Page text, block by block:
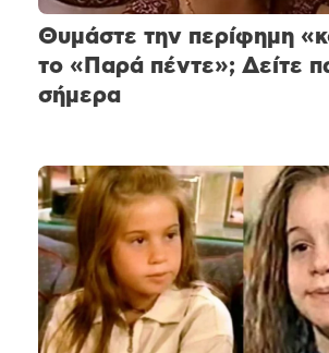
Θυμάστε την περίφημη
το «Παρά πέντε»; Δείτε
σήμερα